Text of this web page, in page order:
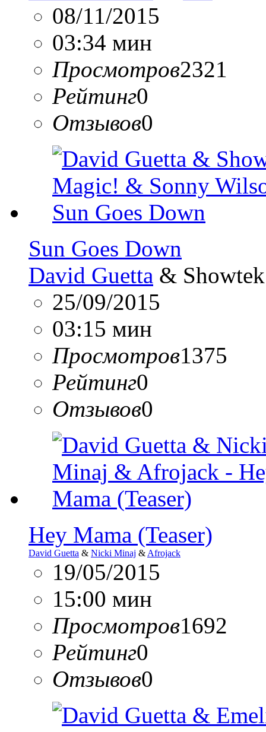
08/11/2015
03:34 мин
Просмотров2321
Рейтинг0
Отзывов0
Sun Goes Down
David Guetta &
25/09/2015
03:15 мин
Просмотров1375
Рейтинг0
Отзывов0
Hey Mama (Teaser)
David Guetta & Nicki Minaj & Afrojack
19/05/2015
15:00 мин
Просмотров1692
Рейтинг0
Отзывов0